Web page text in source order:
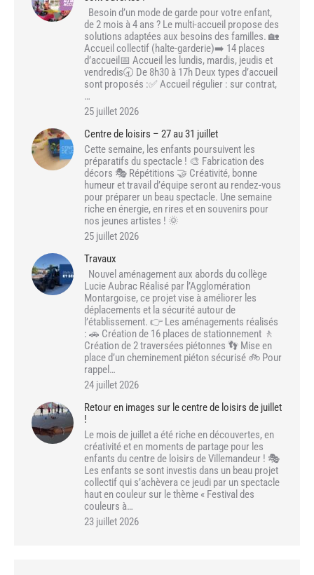
Besoin d’un mode de garde pour votre enfant,
de 2 mois à 4 ans ? Le multi-accueil propose des
solutions adaptées aux besoins des familles. 🏡
Accueil collectif (halte-garderie)➡️ 14 places
d’accueil📅 Accueil les lundis, mardis, jeudis et
vendredis🕣 De 8h30 à 17h Deux types d’accueil
sont proposés :✅ Accueil régulier : sur contrat,
…
25 juillet 2026
Centre de loisirs – 27 au 31 juillet
Cette semaine, les enfants poursuivent les
préparatifs du spectacle ! 🎨 Fabrication des
décors 🎭 Répétitions 🤝 Créativité, bonne
humeur et travail d’équipe seront au rendez-vous
pour préparer un beau spectacle. Une semaine
riche en énergie, en rires et en souvenirs pour
nos jeunes artistes ! 🌞
25 juillet 2026
Travaux
Nouvel aménagement aux abords du collège
Lucie Aubrac Réalisé par l’Agglomération
Montargoise, ce projet vise à améliorer les
déplacements et la sécurité autour de
l’établissement. 👉 Les aménagements réalisés
: 🚗 Création de 16 places de stationnement 🚶
Création de 2 traversées piétonnes 👣 Mise en
place d’un cheminement piéton sécurisé 🚲 Pour
rappel…
24 juillet 2026
Retour en images sur le centre de loisirs de juillet
!
Le mois de juillet a été riche en découvertes, en
créativité et en moments de partage pour les
enfants du centre de loisirs de Villemandeur ! 🎭
Les enfants se sont investis dans un beau projet
collectif qui s’achèvera ce jeudi par un spectacle
haut en couleur sur le thème « Festival des
couleurs à…
23 juillet 2026